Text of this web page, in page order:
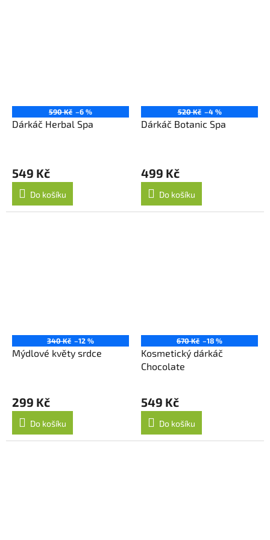
590 Kč –6 %
Dárkáč Herbal Spa
549 Kč
Do košíku
520 Kč –4 %
Dárkáč Botanic Spa
499 Kč
Do košíku
340 Kč –12 %
Mýdlové květy srdce
299 Kč
Do košíku
670 Kč –18 %
Kosmetický dárkáč
Chocolate
549 Kč
Do košíku